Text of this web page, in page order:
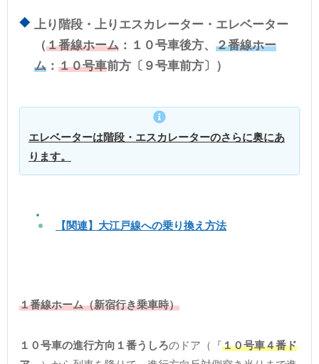
上り階段・上りエスカレーター・エレベーター
（１番線ホーム ：１０号車後方、２番線ホー
ム ：１０号車前方〔９号車前方〕）
エレベーターは階段・エスカレーターのさらに奥にあ
ります。
【関連】大江戸線への乗り換え方法
１番線ホーム（新宿行き乗車時）
１０号車の進行方向１番うしろのドア（『１０号車４番ド